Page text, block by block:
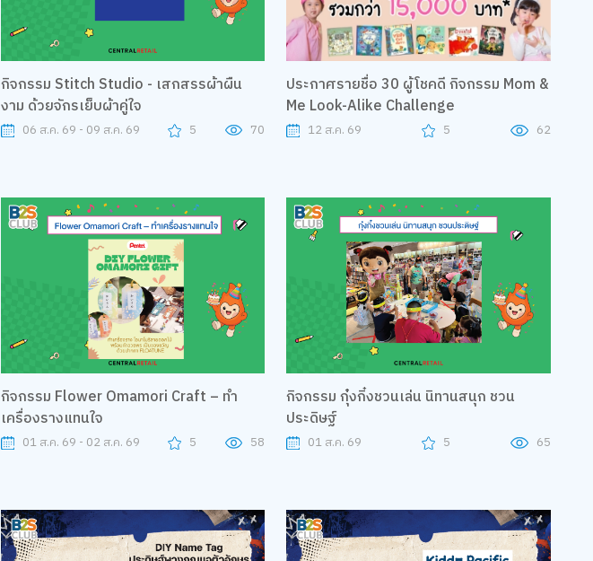
กิจกรรม Stitch Studio - เสกสรรผ้าผืน
งาม ด้วยจักรเย็บผ้าคู่ใจ
06 ส.ค. 69 - 09 ส.ค. 69 5 70
ประกาศรายชื่อ 30 ผู้โชคดี กิจกรรม Mom &
Me Look-Alike Challenge
12 ส.ค. 69 5 62
กิจกรรม Flower Omamori Craft – ทำ
เครื่องรางแทนใจ
01 ส.ค. 69 - 02 ส.ค. 69 5 58
กิจกรรม กุ๋งกิ๋งชวนเล่น นิทานสนุก ชวน
ประดิษฐ์
01 ส.ค. 69 5 65